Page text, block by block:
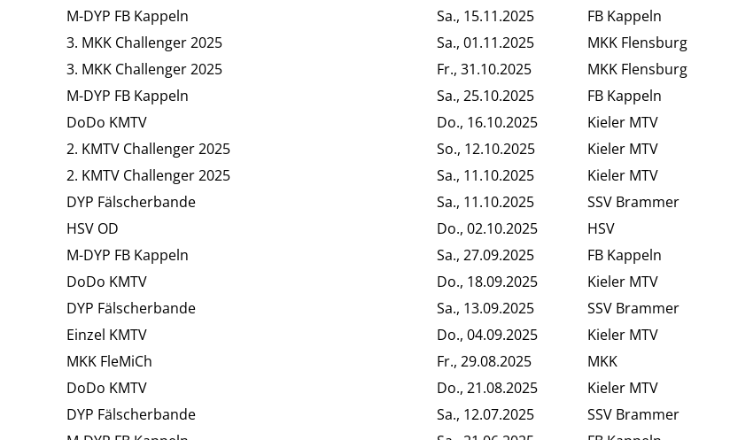
M-DYP FB Kappeln
Sa., 15.11.2025 FB Kappeln
3. MKK Challenger 2025
Sa., 01.11.2025 MKK Flensburg
3. MKK Challenger 2025
Fr., 31.10.2025 MKK Flensburg
M-DYP FB Kappeln
Sa., 25.10.2025 FB Kappeln
DoDo KMTV
Do., 16.10.2025 Kieler MTV
2. KMTV Challenger 2025
So., 12.10.2025 Kieler MTV
2. KMTV Challenger 2025
Sa., 11.10.2025 Kieler MTV
DYP Fälscherbande
Sa., 11.10.2025 SSV Brammer
HSV OD
Do., 02.10.2025 HSV
M-DYP FB Kappeln
Sa., 27.09.2025 FB Kappeln
DoDo KMTV
Do., 18.09.2025 Kieler MTV
DYP Fälscherbande
Sa., 13.09.2025 SSV Brammer
Einzel KMTV
Do., 04.09.2025 Kieler MTV
MKK FleMiCh
Fr., 29.08.2025 MKK
DoDo KMTV
Do., 21.08.2025 Kieler MTV
DYP Fälscherbande
Sa., 12.07.2025 SSV Brammer